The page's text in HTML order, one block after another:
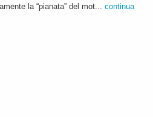
la “pianata” del mot... continua